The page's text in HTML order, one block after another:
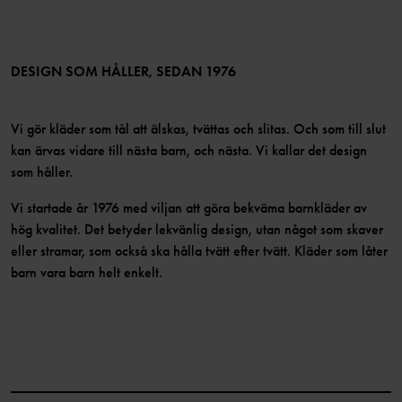
Bli medlem
DESIGN SOM HÅLLER, SEDAN 1976
Vi gör kläder som tål att älskas, tvättas och slitas. Och som till slut
kan ärvas vidare till nästa barn, och nästa. Vi kallar det design
som håller.
Vi startade år 1976 med viljan att göra bekväma barnkläder av
hög kvalitet. Det betyder lekvänlig design, utan något som skaver
eller stramar, som också ska hålla tvätt efter tvätt. Kläder som låter
barn vara barn helt enkelt.